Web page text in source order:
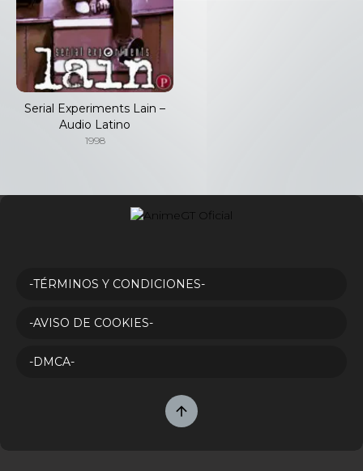
Serial Experiments Lain –
Audio Latino
1998
-TÉRMINOS Y CONDICIONES-
-AVISO DE COOKIES-
-DMCA-